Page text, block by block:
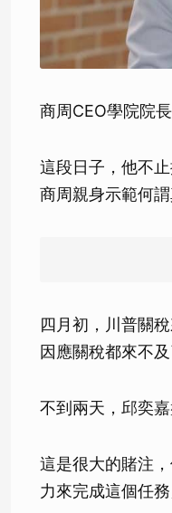
商周CEO學院院
這段日子，他不
商周親身示範何謂
四月初，川普關
因應關稅都來不
不到兩天，邱奕
這是很大的賭注
力來完成這個任務